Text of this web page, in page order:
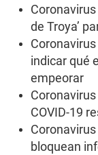
de Troya’
indicar qué
empeorar
COVID-19
bloquean